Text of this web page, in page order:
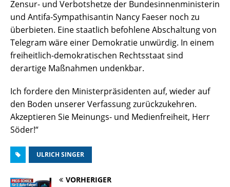
Zensur- und Verbotshetze der Bundesinnenministerin
und Antifa-Sympathisantin Nancy Faeser noch zu
überbieten. Eine staatlich befohlene Abschaltung von
Telegram wäre einer Demokratie unwürdig. In einem
freiheitlich-demokratischen Rechtsstaat sind
derartige Maßnahmen undenkbar.
Ich fordere den Ministerpräsidenten auf, wieder auf
den Boden unserer Verfassung zurückzukehren.
Akzeptieren Sie Meinungs- und Medienfreiheit, Herr
Söder!“
ULRICH SINGER
VORHERIGER